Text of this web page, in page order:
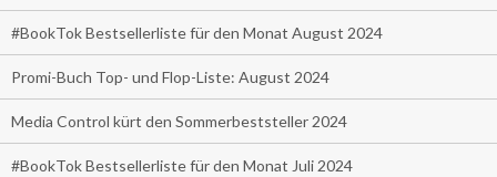
#BookTok Bestsellerliste für den Monat August 2024
Promi-Buch Top- und Flop-Liste: August 2024
Media Control kürt den Sommerbeststeller 2024
#BookTok Bestsellerliste für den Monat Juli 2024